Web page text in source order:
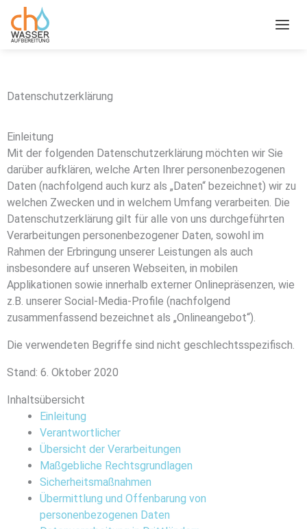
Inhalt
springen
Datenschutzerklärung
Einleitung
Mit der folgenden Datenschutzerklärung möchten wir Sie
darüber aufklären, welche Arten Ihrer personenbezogenen
Daten (nachfolgend auch kurz als „Daten“ bezeichnet) wir zu
welchen Zwecken und in welchem Umfang verarbeiten. Die
Datenschutzerklärung gilt für alle von uns durchgeführten
Verarbeitungen personenbezogener Daten, sowohl im
Rahmen der Erbringung unserer Leistungen als auch
insbesondere auf unseren Webseiten, in mobilen
Applikationen sowie innerhalb externer Onlinepräsenzen, wie
z.B. unserer Social-Media-Profile (nachfolgend
zusammenfassend bezeichnet als „Onlineangebot“).
Die verwendeten Begriffe sind nicht geschlechtsspezifisch.
Stand: 6. Oktober 2020
Inhaltsübersicht
Einleitung
Verantwortlicher
Übersicht der Verarbeitungen
Maßgebliche Rechtsgrundlagen
Sicherheitsmaßnahmen
Übermittlung und Offenbarung von
personenbezogenen Daten